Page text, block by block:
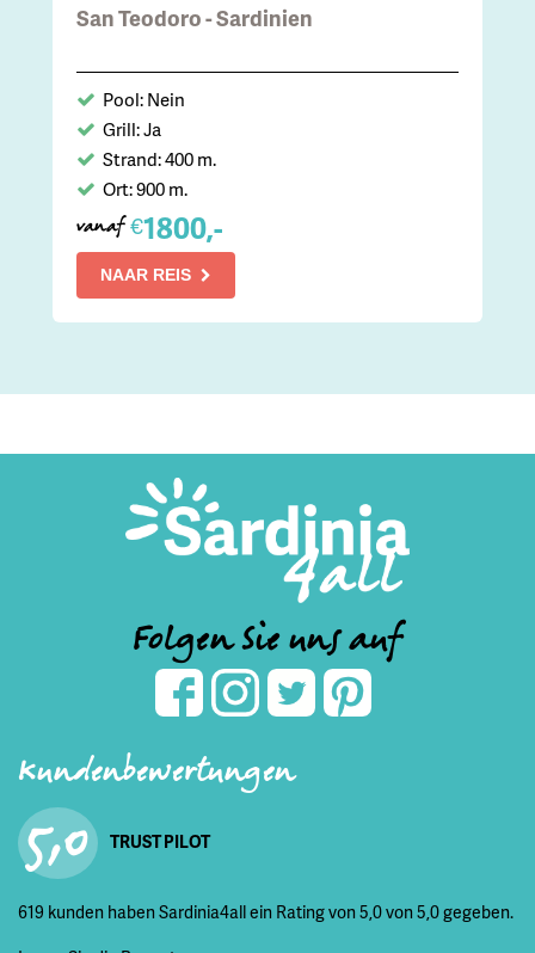
San Teodoro - Sardinien
Pool: Nein
Grill: Ja
Strand: 400 m.
Ort: 900 m.
vanaf €1800,-
NAAR REIS
Folgen Sie uns auf
Kundenbewertungen
5,0 TRUST PILOT
619 kunden haben Sardinia4all ein Rating von 5,0 von 5,0 gegeben.